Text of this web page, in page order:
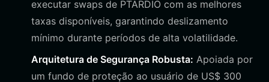
executar swaps de PTARDIO com as melhores
taxas disponíveis, garantindo deslizamento
mínimo durante períodos de alta volatilidade.
Arquitetura de Segurança Robusta: Apoiada por
um fundo de proteção ao usuário de US$ 300